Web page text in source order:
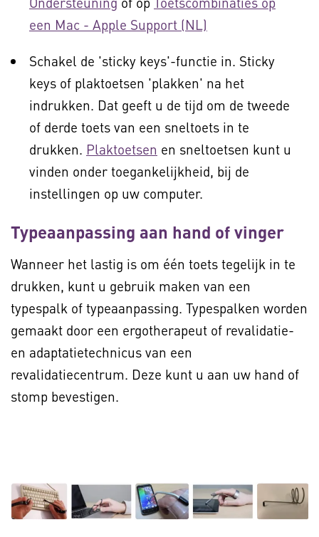
een Mac - Apple Support (NL)
Schakel de 'sticky keys'-functie in. Sticky
keys of plaktoetsen 'plakken' na het
indrukken. Dat geeft u de tijd om de tweede
of derde toets van een sneltoets in te
drukken. Plaktoetsen en sneltoetsen kunt u
vinden onder toegankelijkheid, bij de
instellingen op uw computer.
Typeaanpassing aan hand of vinger
Wanneer het lastig is om één toets tegelijk in te
drukken, kunt u gebruik maken van een
typespalk of typeaanpassing. Typespalken worden
gemaakt door een ergotherapeut of revalidatie-
en adaptatietechnicus van een
revalidatiecentrum. Deze kunt u aan uw hand of
stomp bevestigen.